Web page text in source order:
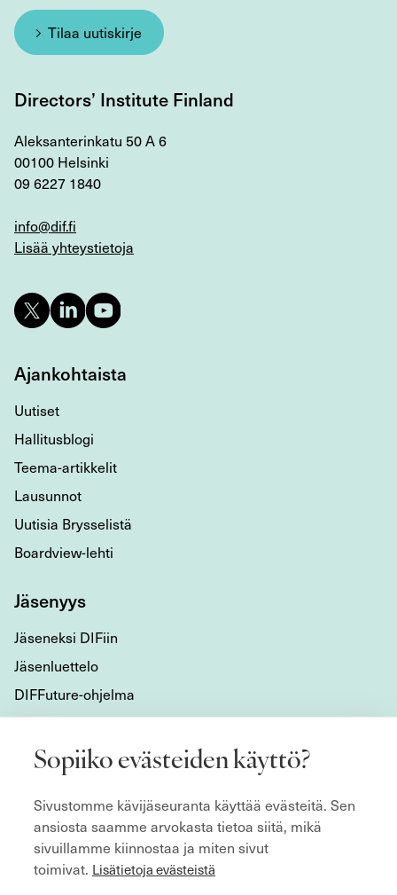
Sopiiko evästeiden käyttö?
Sivustomme kävijäseuranta käyttää evästeitä. Sen
ansiosta saamme arvokasta tietoa siitä, mikä
sivuillamme kiinnostaa ja miten sivut
toimivat. Lisätietoja evästeistä
Tilaa uutiskirje
Directors’ Institute Finland
Aleksanterinkatu 50 A 6
00100 Helsinki
09 6227 1840
info@dif.fi
Lisää yhteystietoja
Ajankohtaista
Uutiset
Hallitusblogi
Teema-artikkelit
Lausunnot
Uutisia Brysselistä
Boardview-lehti
Jäsenyys
Jäseneksi DIFiin
Jäsenluettelo
DIFFuture-ohjelma
Tietoa meistä
Mikä DIF on?
Organisaatio
Hyvän hallitustyön kulmakivet
Säännöt